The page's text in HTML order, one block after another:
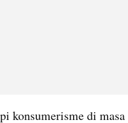
konsumerisme di masa